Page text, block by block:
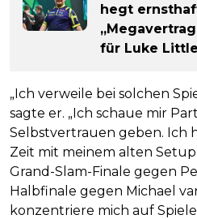
hegt
für Luke
„Ich verweile bei solchen
sagte er. „Ich schaue mir
Selbstvertrauen geben. Ich
Zeit mit meinem alten
Grand-Slam-Finale gegen
Halbfinale gegen Michael
konzentriere mich auf